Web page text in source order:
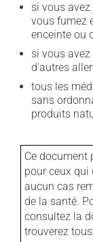
si vous
vous fumez
enceinte ou
si vous
d'autres
tous les
sans
produits
Ce document
pour ceux qui
aucun cas
de la santé.
consultez la
trouverez